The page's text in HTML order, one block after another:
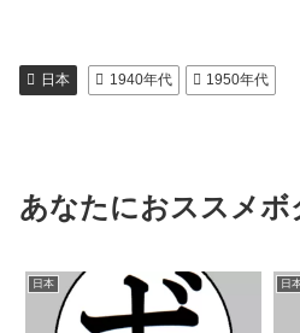
日本 1940年代 1950年代
あなたにおススメボ
日本 日